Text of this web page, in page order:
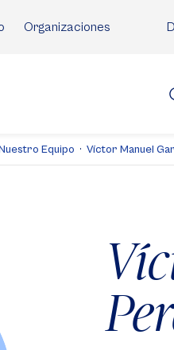
Organizaciones
Equipo Víctor Manuel